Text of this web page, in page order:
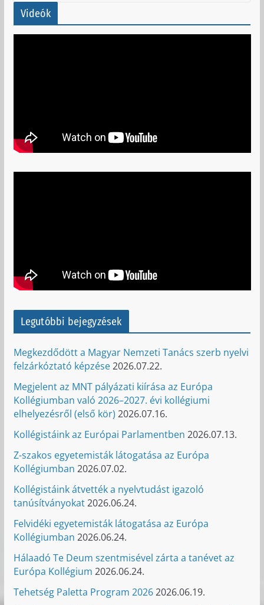
Videók
Legutóbbi bejegyzések
Megkezdődött a Magyar Nemzeti Tanács szerb nyelvi
felzárkóztató képzése2026.07.22.
Megjelent az MNT pályázati kiírása az Európa
Kollégiumban való 2026–2027. évi kollégiumi
elhelyezésről (első kör) 2026.07.16.
Kollégistáink az Európai Parlamentben 2026.07.13.
Z-szakos egyetemisták látogatása az Európa
Kollégiumban 2026.07.02.
Kollégistáink átvették a nyelvtudást igazoló
tanúsítványokat2026.06.24.
Felvidéki egyetemisták látogatása az Európa
Kollégiumban 2026.06.24.
Hálaadó Te Deum szentmisével zárta a tanévet az
Európa Kollégium 2026.06.24.
Tehetség Paletta Program 20262026.06.19.